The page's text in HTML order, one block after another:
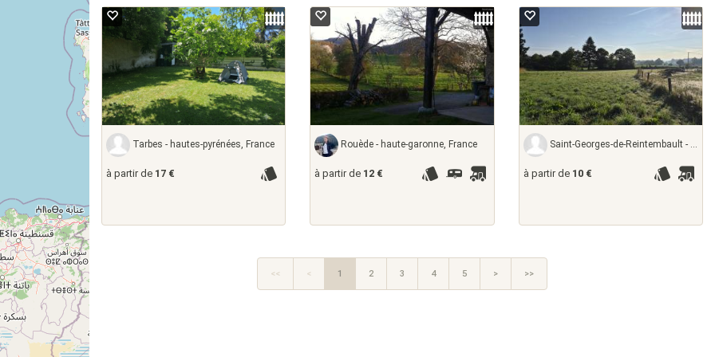
2
3
Tarbes - hautes-pyrénées, France
à partir de 17 €
Rouède - haute-garonne, France
à partir de 12 €
Saint-Georges-de-Reintembault - ille-et-vilaine,
à partir de 10 €
<< < 1 2 3 4 5 > >>